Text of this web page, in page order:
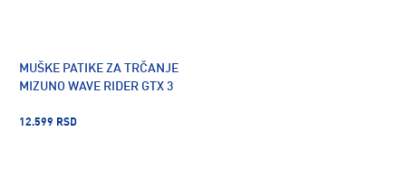
MUŠKE PATIKE ZA TRČANJE
MIZUNO WAVE RIDER GTX 3
12.599 RSD